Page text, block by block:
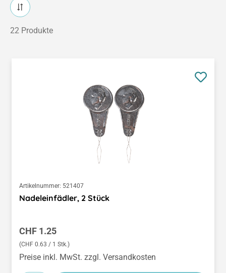
22 Produkte
Artikelnummer: 521407
Nadeleinfädler, 2 Stück
Regulärer Preis:
CHF 1.25
(CHF 0.63 / 1 Stk.)
Preise inkl. MwSt. zzgl. Versandkosten